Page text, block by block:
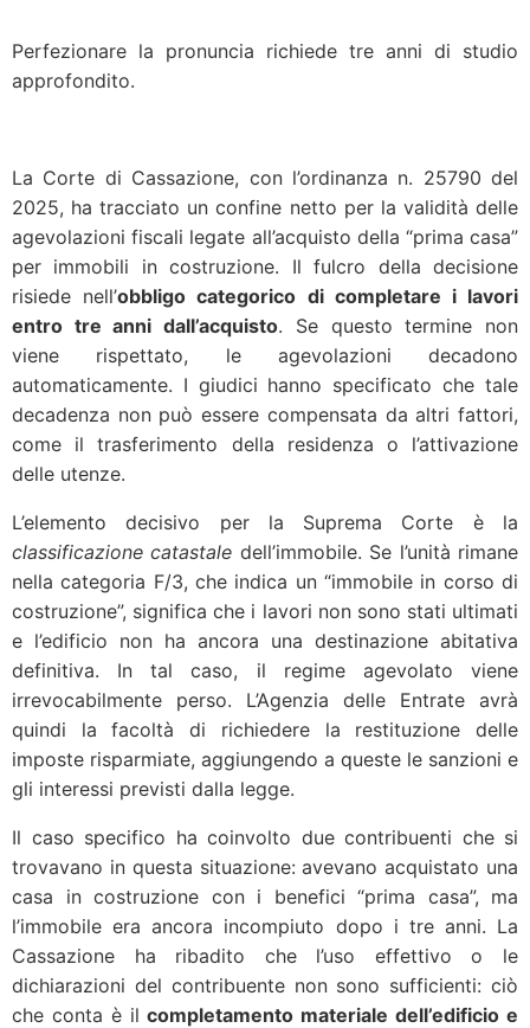
Perfezionare la pronuncia richiede tre anni di studio
approfondito.
La Corte di Cassazione, con l’ordinanza n. 25790 del
2025, ha tracciato un confine netto per la validità delle
agevolazioni fiscali legate all’acquisto della “prima casa”
per immobili in costruzione. Il fulcro della decisione
risiede nell’obbligo categorico di completare i lavori
entro tre anni dall’acquisto. Se questo termine non
viene rispettato, le agevolazioni decadono
automaticamente. I giudici hanno specificato che tale
decadenza non può essere compensata da altri fattori,
come il trasferimento della residenza o l’attivazione
delle utenze.
L’elemento decisivo per la Suprema Corte è la
classificazione catastale dell’immobile. Se l’unità rimane
nella categoria F/3, che indica un “immobile in corso di
costruzione”, significa che i lavori non sono stati ultimati
e l’edificio non ha ancora una destinazione abitativa
definitiva. In tal caso, il regime agevolato viene
irrevocabilmente perso. L’Agenzia delle Entrate avrà
quindi la facoltà di richiedere la restituzione delle
imposte risparmiate, aggiungendo a queste le sanzioni e
gli interessi previsti dalla legge.
Il caso specifico ha coinvolto due contribuenti che si
trovavano in questa situazione: avevano acquistato una
casa in costruzione con i benefici “prima casa”, ma
l’immobile era ancora incompiuto dopo i tre anni. La
Cassazione ha ribadito che l’uso effettivo o le
dichiarazioni del contribuente non sono sufficienti: ciò
che conta è ilcompletamento materiale dell’edificio e